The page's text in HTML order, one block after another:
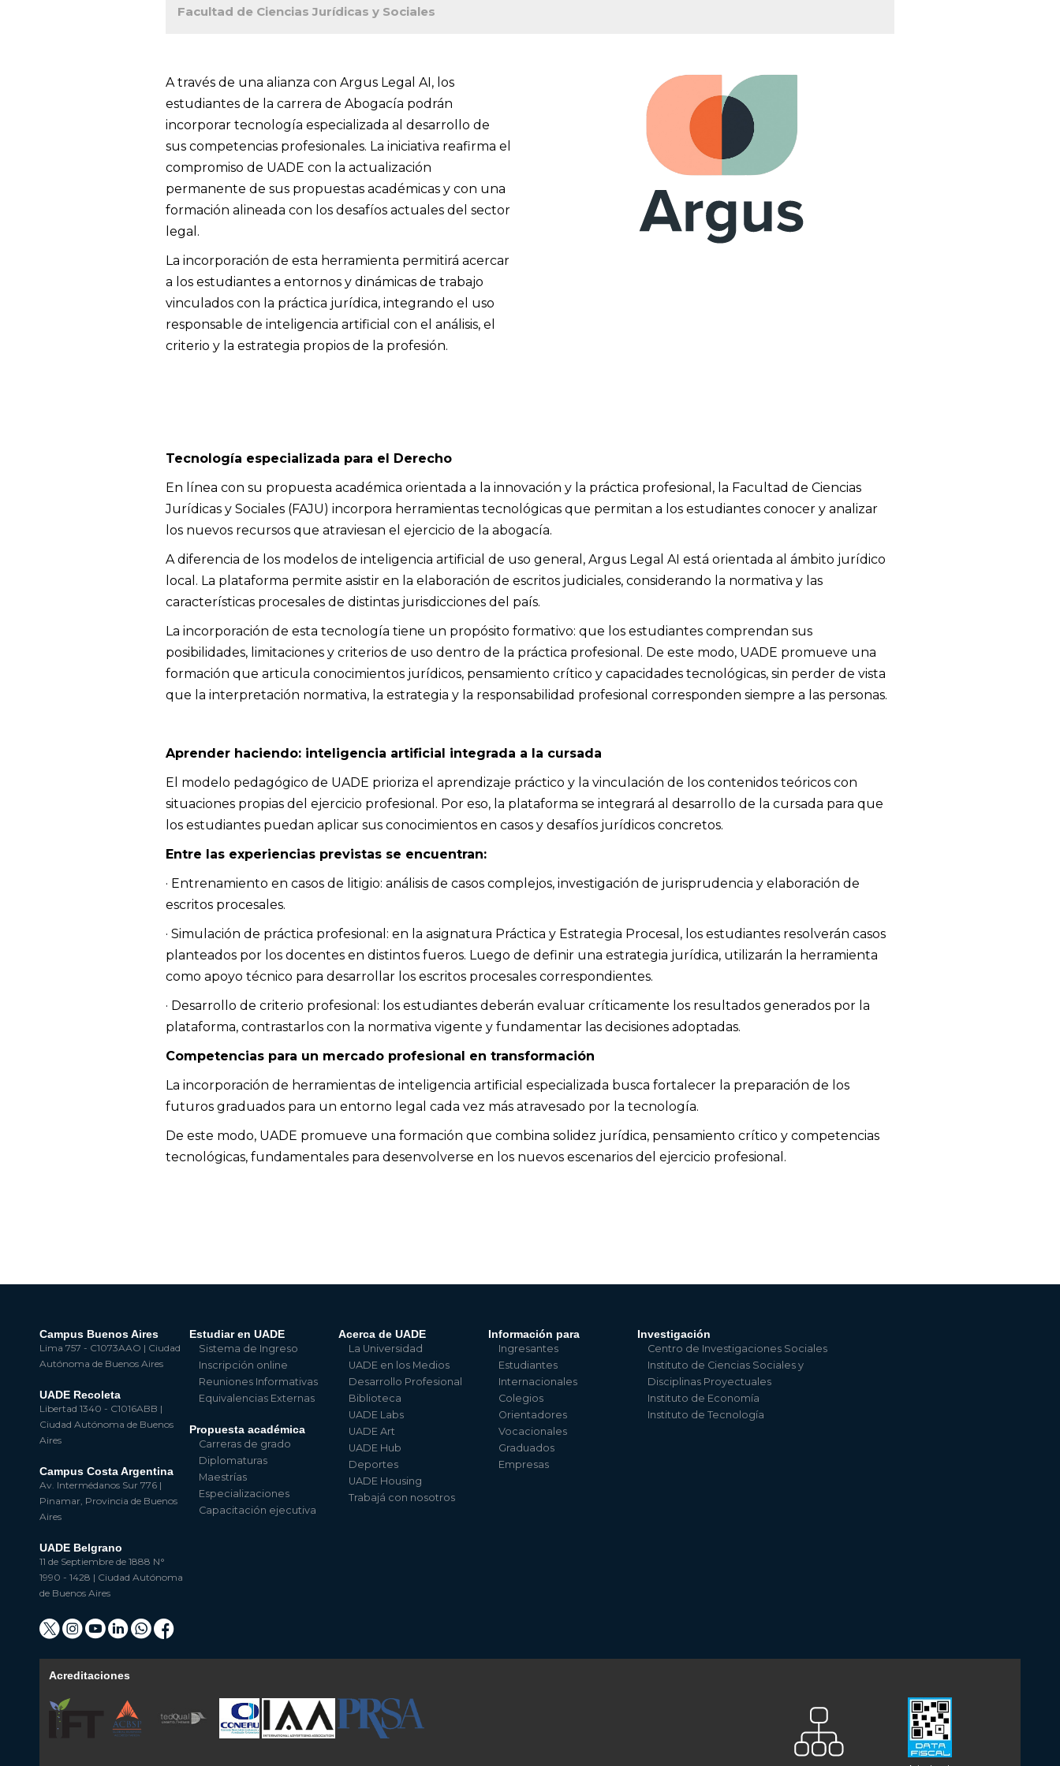
Facultad de Ciencias Jurídicas y Sociales
A través de una alianza con Argus Legal AI, los
estudiantes de la carrera de Abogacía podrán
incorporar tecnología especializada al desarrollo de
sus competencias profesionales. La iniciativa reafirma el
compromiso de UADE con la actualización
permanente de sus propuestas académicas y con una
formación alineada con los desafíos actuales del sector
legal.
La incorporación de esta herramienta permitirá acercar
a los estudiantes a entornos y dinámicas de trabajo
vinculados con la práctica jurídica, integrando el uso
responsable de inteligencia artificial con el análisis, el
criterio y la estrategia propios de la profesión.
Tecnología especializada para el Derecho
En línea con su propuesta académica orientada a la innovación y la práctica profesional, la Facultad de Ciencias
Jurídicas y Sociales (FAJU) incorpora herramientas tecnológicas que permitan a los estudiantes conocer y analizar
los nuevos recursos que atraviesan el ejercicio de la abogacía.
A diferencia de los modelos de inteligencia artificial de uso general, Argus Legal AI está orientada al ámbito jurídico
local. La plataforma permite asistir en la elaboración de escritos judiciales, considerando la normativa y las
características procesales de distintas jurisdicciones del país.
La incorporación de esta tecnología tiene un propósito formativo: que los estudiantes comprendan sus
posibilidades, limitaciones y criterios de uso dentro de la práctica profesional. De este modo, UADE promueve una
formación que articula conocimientos jurídicos, pensamiento crítico y capacidades tecnológicas, sin perder de vista
que la interpretación normativa, la estrategia y la responsabilidad profesional corresponden siempre a las personas.
Aprender haciendo: inteligencia artificial integrada a la cursada
El modelo pedagógico de UADE prioriza el aprendizaje práctico y la vinculación de los contenidos teóricos con
situaciones propias del ejercicio profesional. Por eso, la plataforma se integrará al desarrollo de la cursada para que
los estudiantes puedan aplicar sus conocimientos en casos y desafíos jurídicos concretos.
Entre las experiencias previstas se encuentran:
· Entrenamiento en casos de litigio: análisis de casos complejos, investigación de jurisprudencia y elaboración de
escritos procesales.
· Simulación de práctica profesional: en la asignatura Práctica y Estrategia Procesal, los estudiantes resolverán casos
planteados por los docentes en distintos fueros. Luego de definir una estrategia jurídica, utilizarán la herramienta
como apoyo técnico para desarrollar los escritos procesales correspondientes.
· Desarrollo de criterio profesional: los estudiantes deberán evaluar críticamente los resultados generados por la
plataforma, contrastarlos con la normativa vigente y fundamentar las decisiones adoptadas.
Competencias para un mercado profesional en transformación
La incorporación de herramientas de inteligencia artificial especializada busca fortalecer la preparación de los
futuros graduados para un entorno legal cada vez más atravesado por la tecnología.
De este modo, UADE promueve una formación que combina solidez jurídica, pensamiento crítico y competencias
tecnológicas, fundamentales para desenvolverse en los nuevos escenarios del ejercicio profesional.
Campus Buenos Aires
Lima 757 - C1073AAO | Ciudad
Autónoma de Buenos Aires
UADE Recoleta
Libertad 1340 - C1016ABB |
Ciudad Autónoma de Buenos
Aires
Campus Costa Argentina
Av. Intermédanos Sur 776 |
Pinamar, Provincia de Buenos
Aires
UADE Belgrano
11 de Septiembre de 1888 N°
1990 - 1428 | Ciudad Autónoma
de Buenos Aires
Estudiar en UADE
Sistema de Ingreso
Inscripción online
Reuniones Informativas
Equivalencias Externas
Propuesta académica
Carreras de grado
Diplomaturas
Maestrías
Especializaciones
Capacitación ejecutiva
Acerca de UADE
La Universidad
UADE en los Medios
Desarrollo Profesional
Biblioteca
UADE Labs
UADE Art
UADE Hub
Deportes
UADE Housing
Trabajá con nosotros
Información para
Ingresantes
Estudiantes
Internacionales
Colegios
Orientadores
Vocacionales
Graduados
Empresas
Investigación
Centro de Investigaciones Sociales
Instituto de Ciencias Sociales y
Disciplinas Proyectuales
Instituto de Economía
Instituto de Tecnología
Acreditaciones